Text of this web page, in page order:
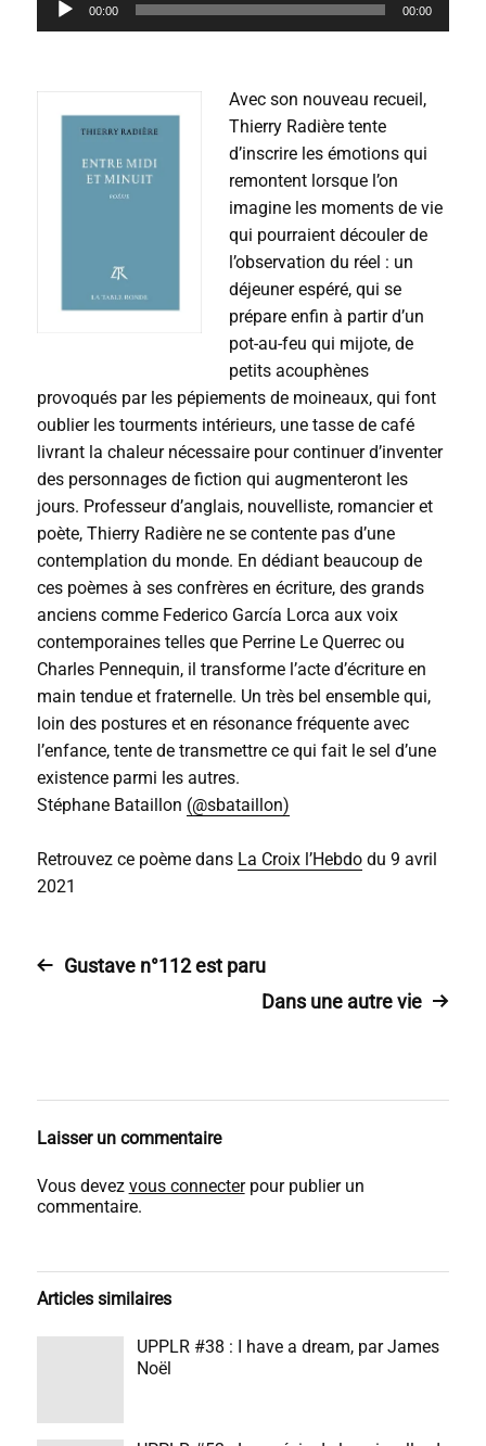
c
00:00 00:00
Avec son nouveau recueil,
Thierry Radière tente
d’inscrire les émotions qui
remontent lorsque l’on
imagine les moments de vie
qui pourraient découler de
l’observation du réel : un
déjeuner espéré, qui se
prépare enfin à partir d’un
pot-au-feu qui mijote, de
petits acouphènes
provoqués par les pépiements de moineaux, qui font
oublier les tourments intérieurs, une tasse de café
livrant la chaleur nécessaire pour continuer d’inventer
des personnages de fiction qui augmenteront les
jours. Professeur d’anglais, nouvelliste, romancier et
poète, Thierry Radière ne se contente pas d’une
contemplation du monde. En dédiant beaucoup de
ces poèmes à ses confrères en écriture, des grands
anciens comme Federico García Lorca aux voix
contemporaines telles que Perrine Le Querrec ou
Charles Pennequin, il transforme l’acte d’écriture en
main tendue et fraternelle. Un très bel ensemble qui,
loin des postures et en résonance fréquente avec
l’enfance, tente de transmettre ce qui fait le sel d’une
existence parmi les autres.
Stéphane Bataillon (@sbataillon)
Retrouvez ce poème dans La Croix l’Hebdodu 9 avril
2021
Gustave n°112 est paru
Dans une autre vie
Laisser un commentaire
Vous devez vous connecterpour publier un
commentaire.
Articles similaires
UPPLR #38 : I have a dream, par James
Noël